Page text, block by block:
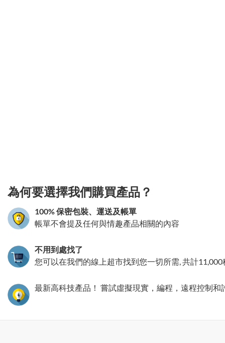
為何要選擇我們購買產品？
100% 保密包裝、運送及帳單
帳單不會提及任何與情趣產品相關的內容
不用到處找了
您可以在我們的線上超市找到您一切所需, 共計11,000
最新高科技產品！ 嘗試虛擬現實，編程，遠程控制